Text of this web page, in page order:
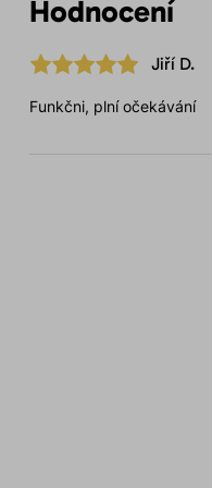
Hodnocení
Jiří D.
Funkčni, plní očekávání